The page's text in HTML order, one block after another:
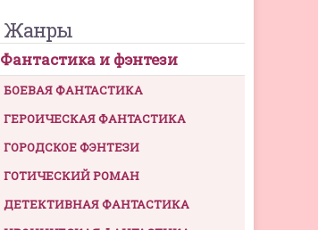
Жанры
Фантастика и фэнтези
БОЕВАЯ ФАНТАСТИКА
ГЕРОИЧЕСКАЯ ФАНТАСТИКА
ГОРОДСКОЕ ФЭНТЕЗИ
ГОТИЧЕСКИЙ РОМАН
ДЕТЕКТИВНАЯ ФАНТАСТИКА